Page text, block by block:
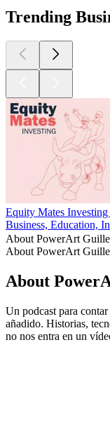
Trending
Equity Mates Investing
Business, Education,
About PowerArt
About PowerArt
About
Un podcast para
añadido. Historias,
no nos entra en un